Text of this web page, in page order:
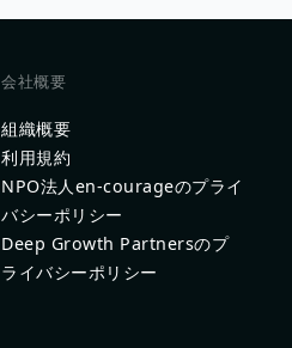
会社概要
組織概要
利用規約
NPO法人en-courageのプライ
バシーポリシー
Deep Growth Partnersのプ
ライバシーポリシー